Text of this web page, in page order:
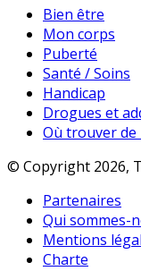
Bien être
Mon corps
Puberté
Santé / Soins
Handicap
Drogues et
Où trouver de
© Copyright 2026,
Partenaires
Qui sommes-
Mentions
Charte